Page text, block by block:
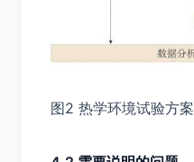
图2 热学环境试验方案